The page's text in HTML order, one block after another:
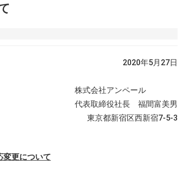
2020年5月27日
株式会社アンペール
代表取締役社長 福間富美男
東京都新宿区西新宿7-5-3
変更について